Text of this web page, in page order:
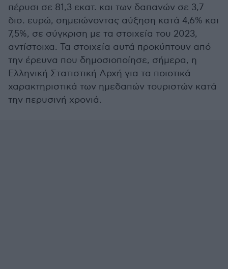
πέρυσι σε 81,3 εκατ. και των δαπανών σε 3,7
δισ. ευρώ, σημειώνοντας αύξηση κατά 4,6% και
7,5%, σε σύγκριση με τα στοιχεία του 2023,
αντίστοιχα. Τα στοιχεία αυτά προκύπτουν από
την έρευνα που δημοσιοποίησε, σήμερα, η
Ελληνική Στατιστική Αρχή για τα ποιοτικά
χαρακτηριστικά των ημεδαπών τουριστών κατά
την περυσινή χρονιά.